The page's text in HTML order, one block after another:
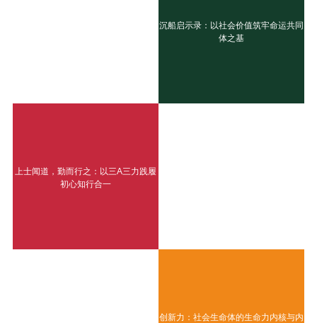
沉船启示录：以社会价值筑牢命运共同
体之基
上士闻道，勤而行之：以三A三力践履
初心知行合一
创新力：社会生命体的生命力内核与内